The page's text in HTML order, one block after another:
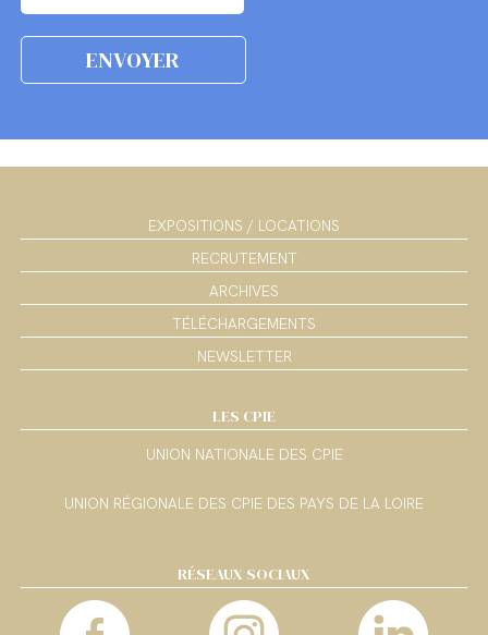
EXPOSITIONS / LOCATIONS
RECRUTEMENT
ARCHIVES
TÉLÉCHARGEMENTS
NEWSLETTER
LES CPIE
UNION NATIONALE DES CPIE
UNION RÉGIONALE DES CPIE DES PAYS DE LA LOIRE
RÉSEAUX SOCIAUX